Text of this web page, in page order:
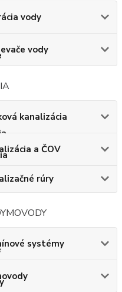
vody
vody
kanalizácia
a ČOV
rúry
systémy